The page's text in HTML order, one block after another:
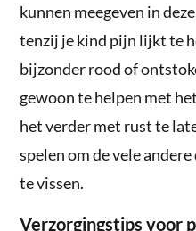
kunnen meegeven in
tenzij je kind pijn lijkt te
bijzonder rood of
gewoon te helpen met
het verder met rust te
spelen om de vele
te vissen.
Verzorgingstips voor